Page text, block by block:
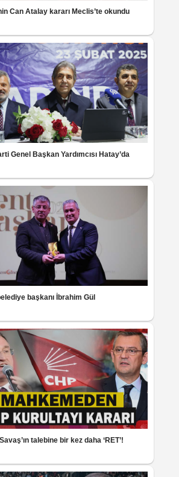
Can Atalay kararı Meclis’te okundu
Genel Başkan Yardımcısı Hatay’da
başkanı İbrahim Gül
talebine bir kez daha ‘RET’!